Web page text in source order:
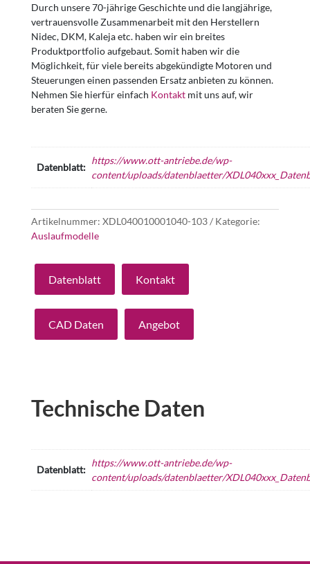
Durch unsere 70-jährige Geschichte und die langjährige,
vertrauensvolle Zusammenarbeit mit den Herstellern
Nidec, DKM, Kaleja etc. haben wir ein breites
Produktportfolio aufgebaut. Somit haben wir die
Möglichkeit, für viele bereits abgekündigte Motoren und
Steuerungen einen passenden Ersatz anbieten zu können.
Nehmen Sie hierfür einfach Kontaktmit uns auf, wir
beraten Sie gerne.
Datenblatt:
https://www.ott-antriebe.de/wp-
content/uploads/datenblaetter/
Artikelnummer: XDL040010001040-103
Kategorie:
Auslaufmodelle
Datenblatt Kontakt
CAD Daten Angebot
Technische Daten
Datenblatt:
https://www.ott-antriebe.de/wp-
content/uploads/datenblaetter/